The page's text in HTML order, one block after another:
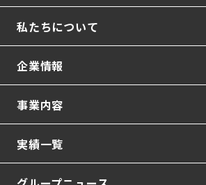
私たちについて
企業情報
事業内容
実績一覧